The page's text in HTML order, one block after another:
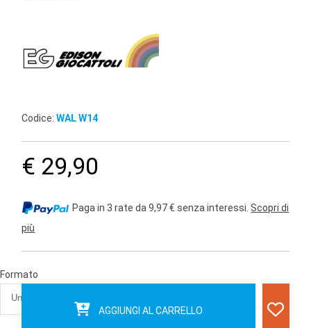
Codice:WAL W14
€ 29,90
Paga in 3 rate da 9,97 € senza interessi.Scopri di
più
Formato
AGGIUNGI AL CARRELLO